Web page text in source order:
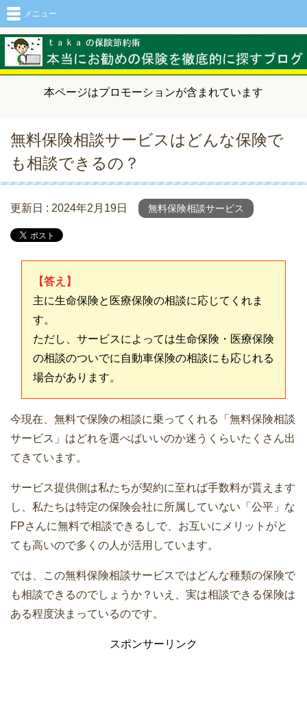
本ページはプロモーションが含まれています
メニュー
無料保険相談サービスはどんな保険で
も相談できるの？
更新日 : 2024年2月19日 無料保険相談サービス
【答え】
主に生命保険と医療保険の相談に応じてくれま
す。
ただし、サービスによっては生命保険・医療保険
の相談のついでに自動車保険の相談にも応じれる
場合があります。
今現在、無料で保険の相談に乗ってくれる「無料保険相談
サービス」はどれを選べばいいのか迷うくらいたくさん出
てきています。
サービス提供側は私たちが契約に至れば手数料が貰えます
し、私たちは特定の保険会社に所属していない「公平」な
FPさんに無料で相談できるしで、お互いにメリットがと
ても高いので多くの人が活用しています。
では、この無料保険相談サービスではどんな種類の保険で
も相談できるのでしょうか？いえ、実は相談できる保険は
ある程度決まっているのです。
スポンサーリンク